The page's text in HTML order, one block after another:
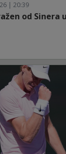
| 20:39
od Sinera